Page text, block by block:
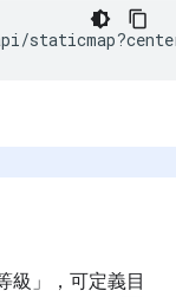
級」，可定義目